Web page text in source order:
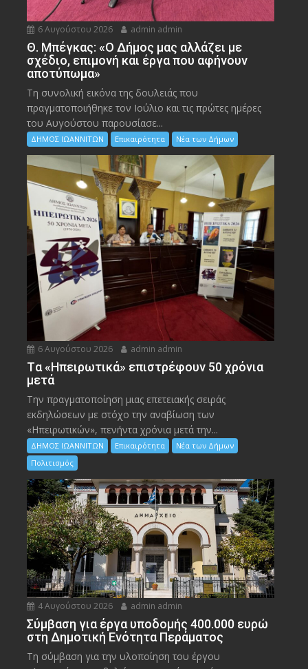
6 Αυγούστου 2026 admin admin
Θ. Μπέγκας: «Ο Δήμος μας αλλάζει με
σχέδιο, επιμονή και έργα που αφήνουν
αποτύπωμα»
Τη συνολική εικόνα της δουλειάς που
πραγματοποιήθηκε τον Ιούλιο και τις πρώτες ημέρες
του Αυγούστου παρουσίασε...
ΔΗΜΟΣ ΙΩΑΝΝΙΤΩΝ Επικαιρότητα Νέα των Δήμων
6 Αυγούστου 2026 admin admin
Tα «Ηπειρωτικά» επιστρέφουν 50 χρόνια
μετά
Την πραγματοποίηση μιας επετειακής σειράς
εκδηλώσεων με στόχο την αναβίωση των
«Ηπειρωτικών», πενήντα χρόνια μετά την...
ΔΗΜΟΣ ΙΩΑΝΝΙΤΩΝ Επικαιρότητα
Νέα των Δήμων
Πολιτισμός
4 Αυγούστου 2026 admin admin
Σύμβαση για έργα υποδομής 400.000 ευρώ
στη Δημοτική Ενότητα Περάματος
Τη σύμβαση για την υλοποίηση του έργου